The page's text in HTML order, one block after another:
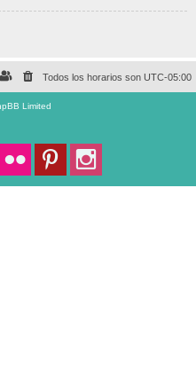
Todos los horarios son UTC-05:00
Limited